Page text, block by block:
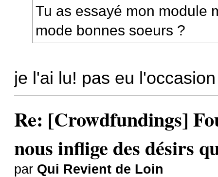
Tu as essayé mon module
mode bonnes soeurs ?
je l'ai lu! pas eu
Re: [Crowdfundings]
nous inflige des désirs
par Qui Revient de Loin